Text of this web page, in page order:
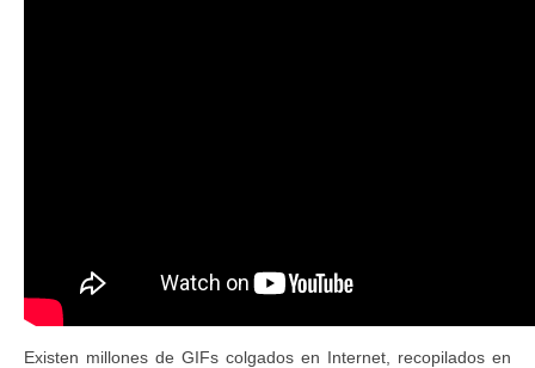
Existen millones de GIFs colgados en Internet, recopilados en